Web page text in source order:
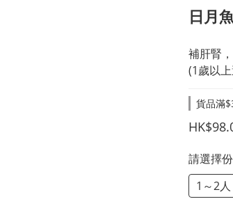
日月
補肝腎
(1歲以
貨品滿
請選擇
1～2人